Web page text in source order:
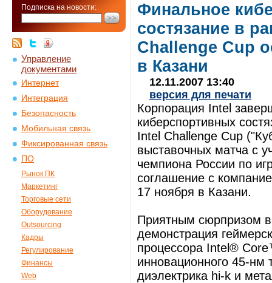
Подписка на новости:
Управление
документами
Интернет
Интеграция
Безопасность
Мобильная связь
Фиксированная связь
ПО
Рынок ПК
Маркетинг
Торговые сети
Оборудование
Outsourcing
Кадры
Регулирование
Финансы
Web
Финальное
состязание в
Challenge Cup
в Казани
12.11.2007 13:40
версия для печати
Корпорация Intel
киберспортивных
Intel Challenge Cup
выставочных матча с
чемпиона России по
соглашение с
17 ноября в Казани.
Приятным сюрпризом в
демонстрация
процессора Intel®
инновационного 45-нм
диэлектрика hi-k и